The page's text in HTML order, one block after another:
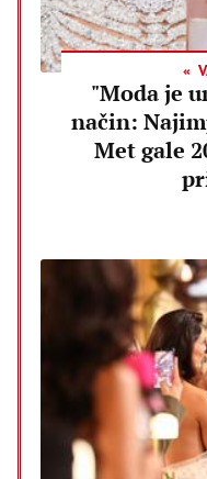
"Moda je
način:
Met gale